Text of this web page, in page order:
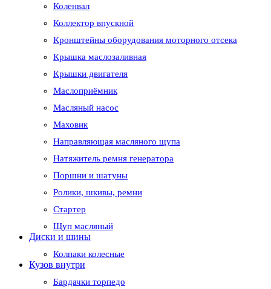
Коленвал
Коллектор впускной
Кронштейны оборудования моторного отсека
Крышка маслозаливная
Крышки двигателя
Маслоприёмник
Масляный насос
Маховик
Направляющая масляного щупа
Натяжитель ремня генератора
Поршни и шатуны
Ролики, шкивы, ремни
Стартер
Щуп масляный
Диски и шины
Колпаки колесные
Кузов внутри
Бардачки торпедо